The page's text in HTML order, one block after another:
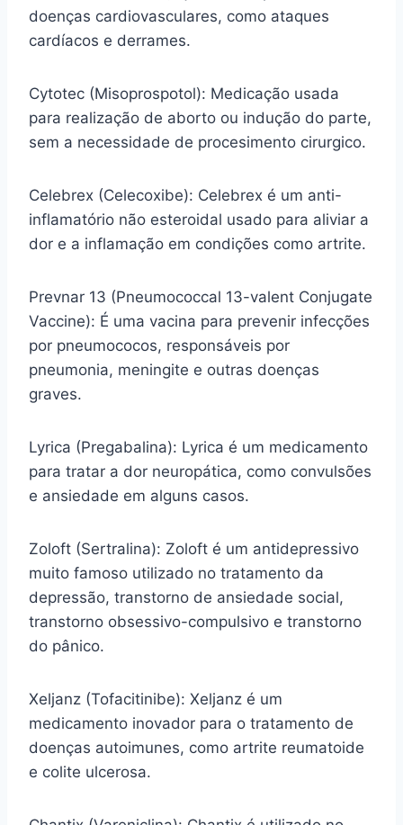
doenças cardiovasculares, como ataques
cardíacos e derrames.
Cytotec (Misoprospotol): Medicação usada
para realização de aborto ou indução do parte,
sem a necessidade de procesimento cirurgico.
Celebrex (Celecoxibe): Celebrex é um anti-
inflamatório não esteroidal usado para aliviar a
dor e a inflamação em condições como artrite.
Prevnar 13 (Pneumococcal 13-valent Conjugate
Vaccine): É uma vacina para prevenir infecções
por pneumococos, responsáveis por
pneumonia, meningite e outras doenças
graves.
Lyrica (Pregabalina): Lyrica é um medicamento
para tratar a dor neuropática, como convulsões
e ansiedade em alguns casos.
Zoloft (Sertralina): Zoloft é um antidepressivo
muito famoso utilizado no tratamento da
depressão, transtorno de ansiedade social,
transtorno obsessivo-compulsivo e transtorno
do pânico.
Xeljanz (Tofacitinibe): Xeljanz é um
medicamento inovador para o tratamento de
doenças autoimunes, como artrite reumatoide
e colite ulcerosa.